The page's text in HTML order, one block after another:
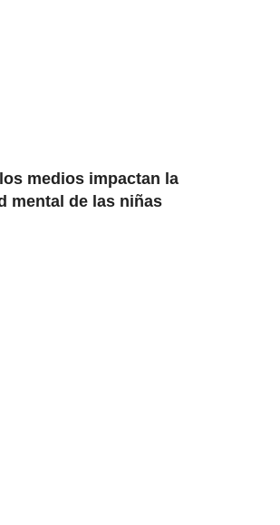
medios impactan la
mental de las niñas